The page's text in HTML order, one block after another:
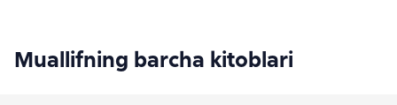
Muallifning barcha kitoblari